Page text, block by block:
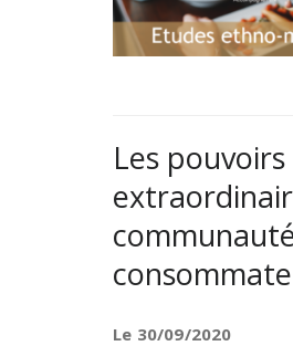
Les pouvoirs
Le 30/09/2020